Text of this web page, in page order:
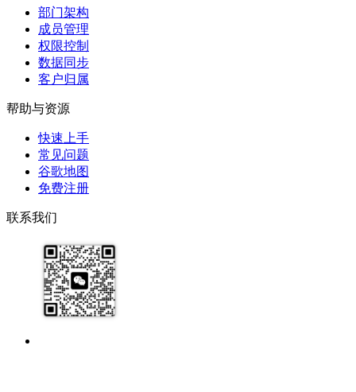
部门架构
成员管理
权限控制
数据同步
客户归属
帮助与资源
快速上手
常见问题
谷歌地图
免费注册
联系我们